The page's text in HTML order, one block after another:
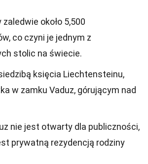
około 5,500
co czyni je jednym z
stolic na świecie.
księcia Liechtensteinu,
w zamku Vaduz, górującym nad
nie jest otwarty dla publiczności,
prywatną rezydencją rodziny